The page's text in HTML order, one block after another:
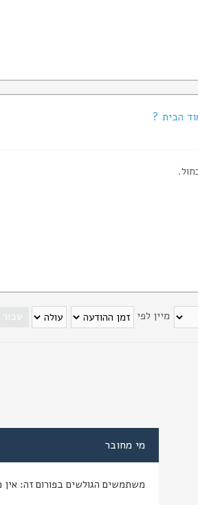
מיין לפי
מי מחובר
משתמשים הגולשים בפורום זה: